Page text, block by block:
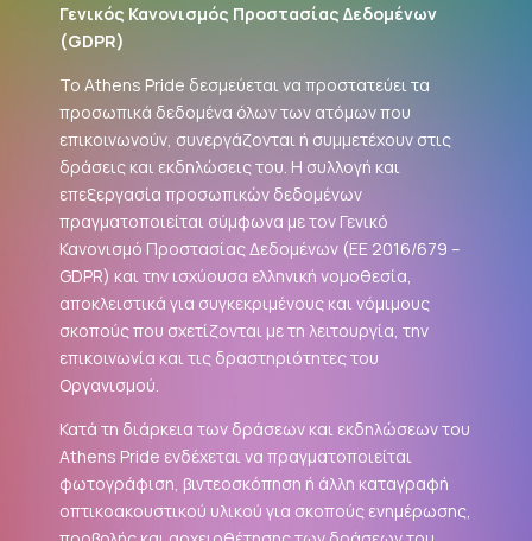
Γενικός Κανονισμός Προστασίας Δεδομένων
(GDPR)
Το Athens Pride δεσμεύεται να προστατεύει τα
προσωπικά δεδομένα όλων των ατόμων που
επικοινωνούν, συνεργάζονται ή συμμετέχουν στις
δράσεις και εκδηλώσεις του. Η συλλογή και
επεξεργασία προσωπικών δεδομένων
πραγματοποιείται σύμφωνα με τον Γενικό
Κανονισμό Προστασίας Δεδομένων (ΕΕ 2016/679 –
GDPR) και την ισχύουσα ελληνική νομοθεσία,
αποκλειστικά για συγκεκριμένους και νόμιμους
σκοπούς που σχετίζονται με τη λειτουργία, την
επικοινωνία και τις δραστηριότητες του
Οργανισμού.
Κατά τη διάρκεια των δράσεων και εκδηλώσεων του
Athens Pride ενδέχεται να πραγματοποιείται
φωτογράφιση, βιντεοσκόπηση ή άλλη καταγραφή
οπτικοακουστικού υλικού για σκοπούς ενημέρωσης,